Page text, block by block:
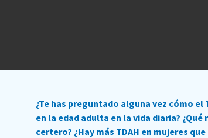
¿Te has preguntado alguna vez cómo
en la edad adulta en la vida diaria?
certero? ¿Hay más TDAH en mujeres